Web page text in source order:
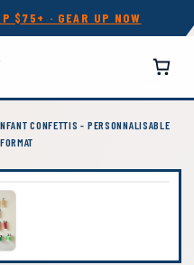
$75+ · GEAR UP NOW
CONFETTIS - PERSONNALISABLE